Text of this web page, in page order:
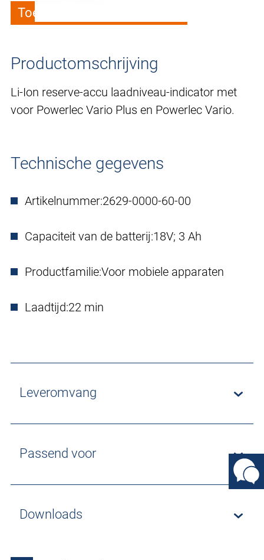
Toevoegen aan verlanglijstje
Productomschrijving
Li-Ion reserve-accu laadniveau-indicator met
voor Powerlec Vario Plus en Powerlec Vario.
Technische gegevens
Artikelnummer:2629-0000-60-00
Capaciteit van de batterij:18V; 3 Ah
Productfamilie:Voor mobiele apparaten
Laadtijd:22 min
Leveromvang
Passend voor
Downloads